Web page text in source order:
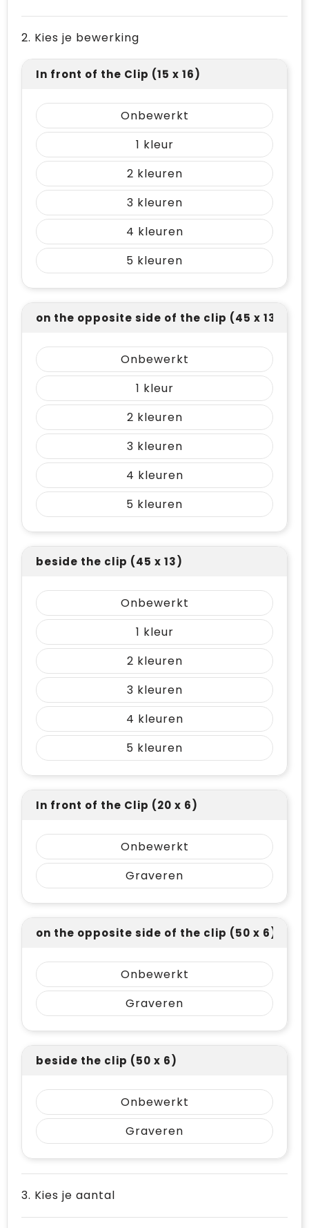
2. Kies je bewerking
In front of the Clip (15 x 16)
Onbewerkt
1
2
3
4
5
on the opposite side of the clip (45 x 13)
Onbewerkt
1
2
3
4
5
beside the clip (45 x 13)
Onbewerkt
1
2
3
4
5
In front of the Clip (20 x 6)
Onbewerkt
Graveren
on the opposite side of the clip (50 x 6)
Onbewerkt
Graveren
beside the clip (50 x 6)
Onbewerkt
Graveren
3. Kies je aantal